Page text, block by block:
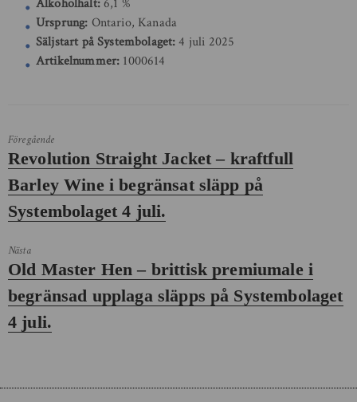
Alkoholhalt:6,1 %
Ursprung: Ontario, Kanada
Säljstart på Systembolaget:4 juli 2025
Artikelnummer: 1000614
Föregående
Föregående
inlägg:
Revolution Straight Jacket – kraftfull
Barley Wine i begränsat släpp på
Systembolaget 4 juli.
Nästa
Nästa
inlägg:
Old Master Hen – brittisk premiumale i
begränsad upplaga släpps på Systembolaget
4 juli.